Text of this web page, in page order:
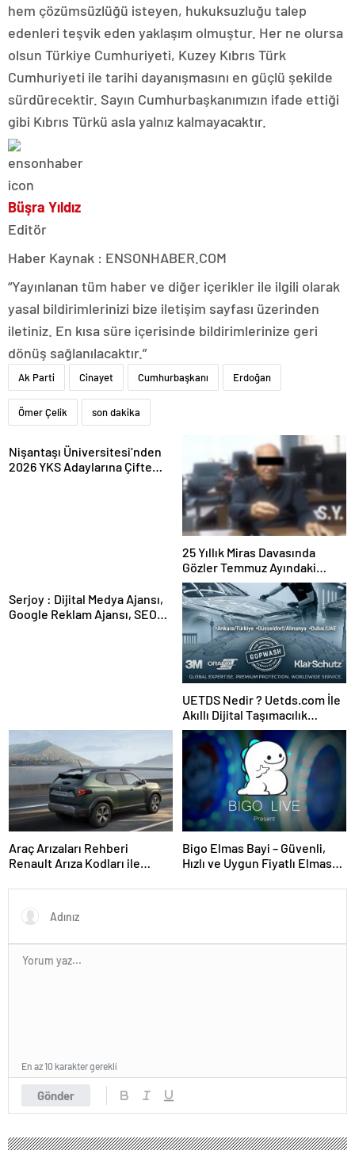
hem çözümsüzlüğü isteyen, hukuksuzluğu talep
edenleri teşvik eden yaklaşım olmuştur. Her ne olursa
olsun Türkiye Cumhuriyeti, Kuzey Kıbrıs Türk
Cumhuriyeti ile tarihi dayanışmasını en güçlü şekilde
sürdürecektir. Sayın Cumhurbaşkanımızın ifade ettiği
gibi Kıbrıs Türkü asla yalnız kalmayacaktır.
Büşra Yıldız
Editör
Haber Kaynak : ENSONHABER.COM
“Yayınlanan tüm haber ve diğer içerikler ile ilgili olarak
yasal bildirimlerinizi bize iletişim sayfası üzerinden
iletiniz. En kısa süre içerisinde bildirimlerinize geri
dönüş sağlanılacaktır.”
Ak Parti Cinayet Cumhurbaşkanı Erdoğan
Ömer Çelik son dakika
Nişantaşı Üniversitesi’nden
2026 YKS Adaylarına Çifte
25 Yıllık Miras Davasında
Gözler Temmuz Ayındaki
Karar Duruşmasına Çevrildi
Serjoy : Dijital Medya Ajansı,
Google Reklam Ajansı, SEO
UETDS Nedir ? Uetds.com İle
Akıllı Dijital Taşımacılık
Yazılımı
Araç Arızaları Rehberi
Renault Arıza Kodları ile
Bigo Elmas Bayi – Güvenli,
Hızlı ve Uygun Fiyatlı Elmas
Gönder
En az 10 karakter gerekli